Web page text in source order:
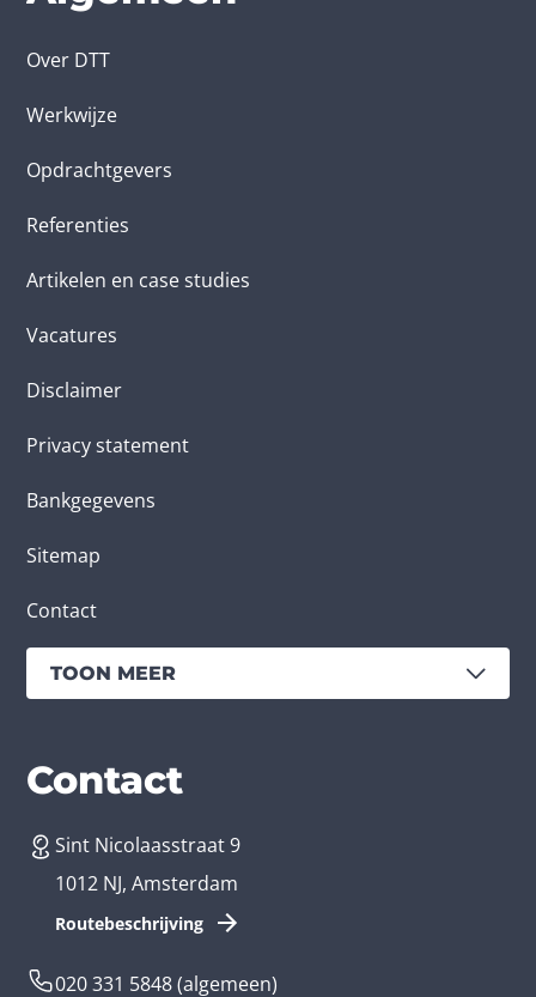
Over DTT
Werkwijze
Opdrachtgevers
Referenties
Artikelen en case studies
Vacatures
Disclaimer
Privacy statement
Bankgegevens
Sitemap
Contact
TOON MEER
Diensten
App laten maken
Branches
Bedrijfsapp
Contact
Sint Nicolaasstraat 9
1012 NJ, Amsterdam
Routebeschrijving
020 331 5848(algemeen)